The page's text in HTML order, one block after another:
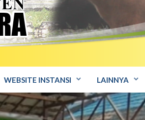
WEBSITE INSTANSI LAINNYA